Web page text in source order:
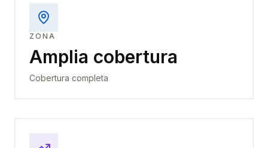
ZONA
Amplia cobertura
Cobertura completa